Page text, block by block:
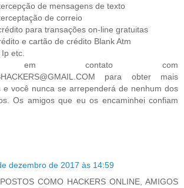
de mensagens de texto
de correio
para transações on-line gratuitas
e cartão de crédito Blank Atm
etc.
em contato com
para obter mais
e você nunca se arrependerá de nenhum dos
Os amigos que eu os encaminhei confiam
dezembro de 2017 às 14:59
COMO HACKERS ONLINE, AMIGOS